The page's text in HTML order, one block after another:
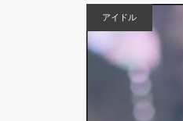
アイドル